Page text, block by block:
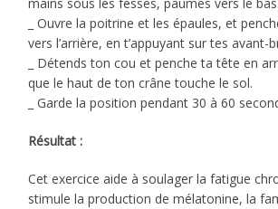
_ Ouvre la poitrine et les épaules, et
vers l’arrière, en t’appuyant sur tes avant-
_ Détends ton cou et penche ta tête en
que le haut de ton crâne touche le sol.
_ Garde la position pendant 30 à 60
Résultat :
Cet exercice aide à soulager la fatigue
stimule la production de mélatonine, la